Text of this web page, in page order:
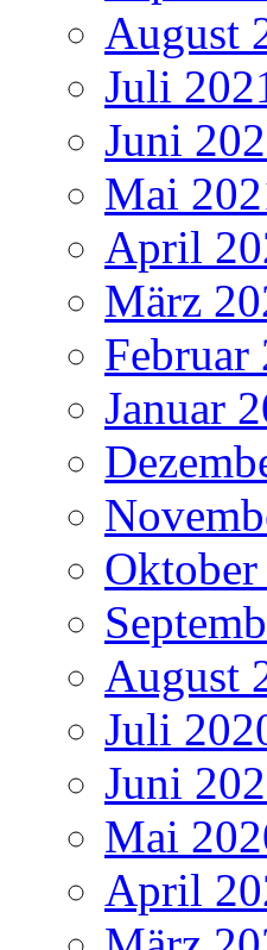
August
Juli
Juni
Mai
April
März
Februar
Januar
August
Juli
Juni
Mai
April